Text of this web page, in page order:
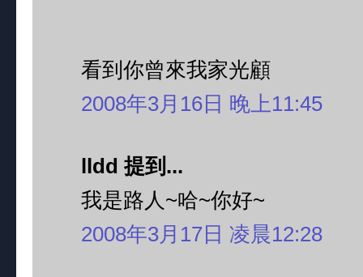
看到你曾來我家光顧
2008年3月16日 晚上11:45
lldd 提到...
我是路人~哈~你好~
2008年3月17日 凌晨12:28